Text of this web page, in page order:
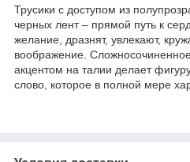
Трусики с доступом из
черных лент – прямой путь к
желание, дразнят, увлекают,
воображение.
акцентом на талии делает
слово, которое в полной мере